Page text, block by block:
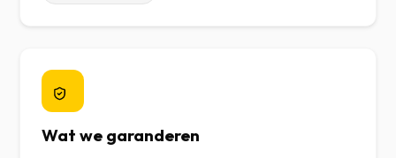
Wat we garanderen